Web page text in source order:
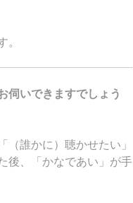
。
伺いできますでしょう
誰かに）聴かせたい」
後、「かなであい」が手